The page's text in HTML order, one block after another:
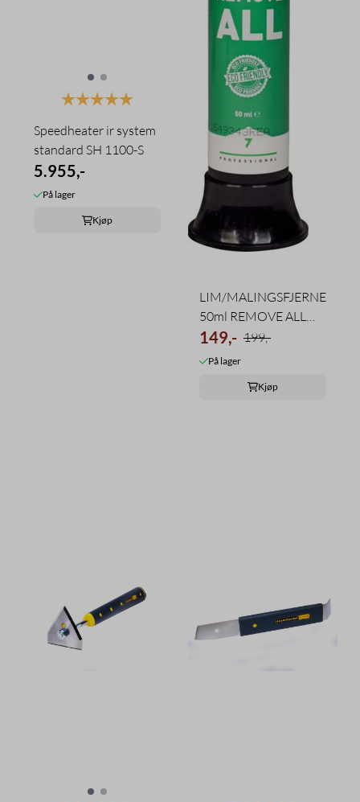
Karakter:
Speedheater ir system
standard SH 1100-S
5.955,-
På lager
Kjøp
LIM/MALINGSFJERNER
50ml REMOVE ALL
TEC7
149,- 199,-
På lager
Kjøp